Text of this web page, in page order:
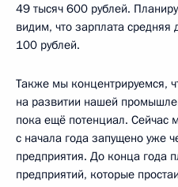
49 тысяч 600 рублей.
видим, что зарплата
100 рублей.
Также мы концентрируемся,
на развитии нашей
пока ещё потенциал. Сейчас
с начала года запущено уже
предприятия. До конца года
предприятий, которые